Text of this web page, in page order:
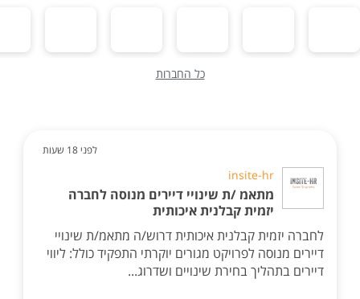
כל החברות
לפני 18 שעות
insite-hr
מתאמ /ת שינויי דיירים מנוסה לחברה
יזמית קבלנית איכותית
לחברה יזמית קבלנית איכותית דרוש/ה מתאמ/ת שינויי
דיירים מנוסה לפרויקט מגורים יוקרתי התפקיד כולל: ליווי
דיירים בתהליך בחירת שינויים ושדרוג...